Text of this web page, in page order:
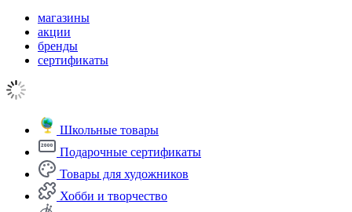
магазины
акции
бренды
сертификаты
Школьные товары
Подарочные сертификаты
Товары для художников
Хобби и творчество